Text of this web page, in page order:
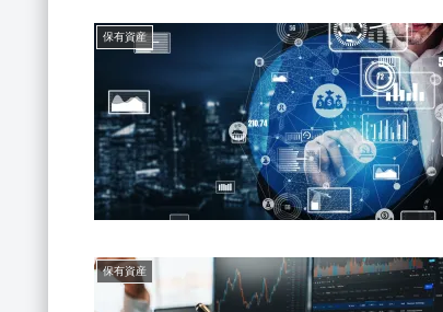
保有資産
保有資産